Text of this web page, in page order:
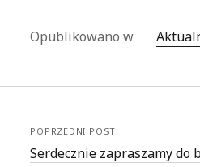
Opublikowano w
POPRZEDNI POST
Serdecznie zapraszamy